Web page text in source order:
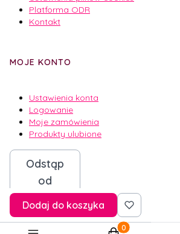
Platforma ODR
Kontakt
MOJE KONTO
Ustawienia konta
Logowanie
Moje zamówienia
Produkty ulubione
Odstąp
od
umowy
Dodaj do koszyka